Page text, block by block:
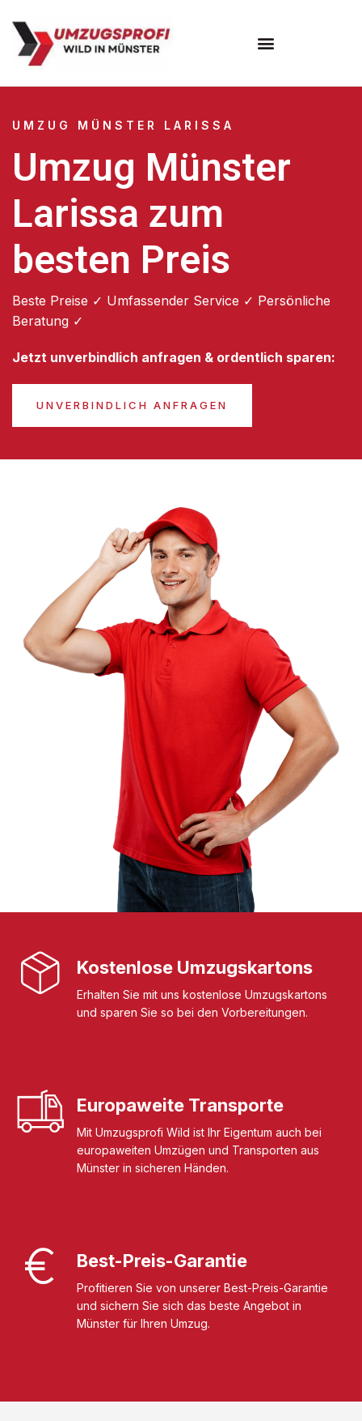
UMZUG MÜNSTER LARISSA
Umzug Münster
Larissa zum
besten Preis
Beste Preise ✓ Umfassender Service ✓ Persönliche
Beratung ✓
Jetzt unverbindlich anfragen & ordentlich sparen:
UNVERBINDLICH ANFRAGEN
Kostenlose Umzugskartons
Erhalten Sie mit uns kostenlose Umzugskartons
und sparen Sie so bei den Vorbereitungen.
Europaweite Transporte
Mit Umzugsprofi Wild ist Ihr Eigentum auch bei
europaweiten Umzügen und Transporten aus
Münster in sicheren Händen.
Best-Preis-Garantie
Profitieren Sie von unserer Best-Preis-Garantie
und sichern Sie sich das beste Angebot in
Münster für Ihren Umzug.